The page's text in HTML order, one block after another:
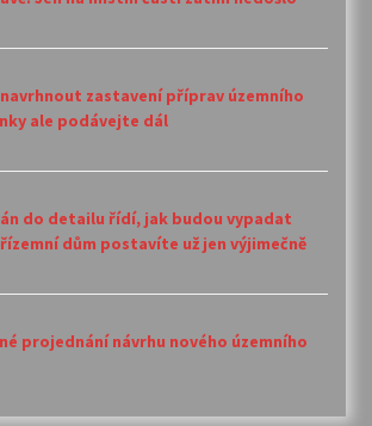
zastavení příprav územního
ale podávejte dál
do detailu řídí, jak budou vypadat
dům postavíte už jen výjimečně
projednání návrhu nového územního